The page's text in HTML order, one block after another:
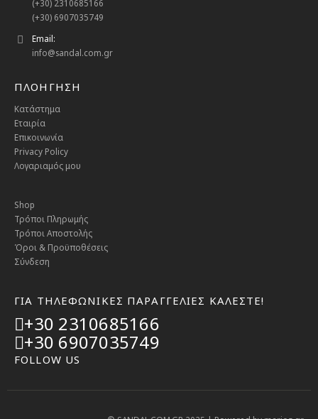
(+30) 2310685166
(+30) 6907035749
Email:
info@sandal.com.gr
ΠΛΟΗΓΗΣΗ
Κατάστημα
Εταιρία
Επικοινωνία
Privacy Policy
Λογαριαμός μου
Shop
Τρόποι Πληρωμής
Τρόποι Αποστολής
Όροι & Προϋποθέσεις
Σύνδεση
ΓΙΑ ΤΗΛΕΦΩΝΙΚΕΣ ΠΑΡΑΓΓΕΛΙΕΣ ΚΑΛΕΣΤΕ!
+30 2310685166
+30 6907035749
FOLLOW US